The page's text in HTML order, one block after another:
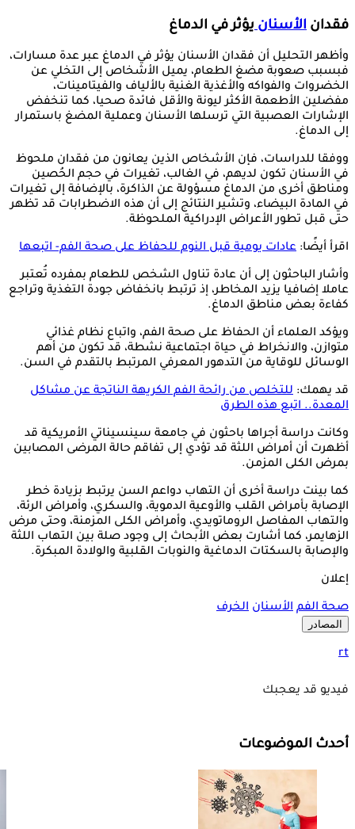
فقدان الأسنانيؤثر في الدماغ
وأظهر التحليل أن فقدان الأسنان يؤثر في الدماغ عبر عدة مسارات،
فبسبب صعوبة مضغ الطعام، يميل الأشخاص إلى التخلي عن
الخضروات والفواكه والأغذية الغنية بالألياف والفيتامينات،
مفضلين الأطعمة الأكثر ليونة والأقل فائدة صحيا، كما تنخفض
الإشارات العصبية التي ترسلها الأسنان وعملية المضغ باستمرار
إلى الدماغ.
ووفقا للدراسات، فإن الأشخاص الذين يعانون من فقدان ملحوظ
في الأسنان تكون لديهم، في الغالب، تغيرات في حجم الحُصين
ومناطق أخرى من الدماغ مسؤولة عن الذاكرة، بالإضافة إلى تغيرات
في المادة البيضاء، وتشير النتائج إلى أن هذه الاضطرابات قد تظهر
حتى قبل تطور الأعراض الإدراكية الملحوظة.
اقرأ أيضًا: عادات يومية قبل النوم للحفاظ على صحة الفم- اتبعها
وأشار الباحثون إلى أن عادة تناول الشخص للطعام بمفرده تُعتبر
عاملا إضافيا يزيد المخاطر، إذ ترتبط بانخفاض جودة التغذية وتراجع
كفاءة بعض مناطق الدماغ.
ويؤكد العلماء أن الحفاظ على صحة الفم، واتباع نظام غذائي
متوازن، والانخراط في حياة اجتماعية نشطة، قد تكون من أهم
الوسائل للوقاية من التدهور المعرفي المرتبط بالتقدم في السن.
قد يهمك: للتخلص من رائحة الفم الكريهة الناتجة عن مشاكل
المعدة.. اتبع هذه الطرق
وكانت دراسة أجراها باحثون في جامعة سينسيناتي الأمريكية قد
أظهرت أن أمراض اللثة قد تؤدي إلى تفاقم حالة المرضى المصابين
بمرض الكلى المزمن.
كما بينت دراسة أخرى أن التهاب دواعم السن يرتبط بزيادة خطر
الإصابة بأمراض القلب والأوعية الدموية، والسكري، وأمراض الرئة،
والتهاب المفاصل الروماتويدي، وأمراض الكلى المزمنة، وحتى مرض
الزهايمر، كما أشارت بعض الأبحاث إلى وجود صلة بين التهاب اللثة
والإصابة بالسكتات الدماغية والنوبات القلبية والولادة المبكرة.
إعلان
صحة الفم الأسنان الخرف
المصادر
rt
فيديو قد يعجبك
أحدث الموضوعات